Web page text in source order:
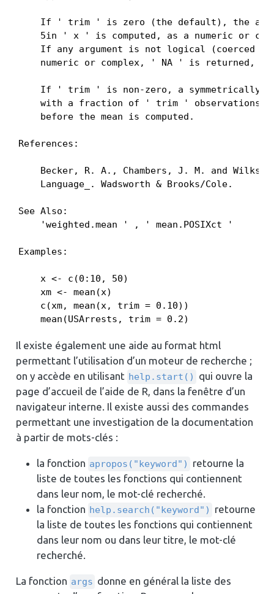
If ' trim ' is zero (the default), the
5in ' x ' is computed, as a numeric or
If any argument is not logical (coerced
numeric or complex, ' NA ' is returned,
If ' trim ' is non-zero, a symmetrically
with a fraction of ' trim ' observations
    before the mean is computed.
References:
Becker, R. A., Chambers, J. M. and Wilks,
    Language_. Wadsworth & Brooks/Cole.
See Also:
    'weighted.mean ' , ' mean.POSIXct '
Examples:
    x <- c(0:10, 50)
    xm <- mean(x)
    c(xm, mean(x, trim = 0.10))
    mean(USArrests, trim = 0.2)
Il existe également une aide au format html
permettant l’utilisation d’un moteur de recherche ;
on y accède en utilisant help.start()
qui ouvre la
page d’accueil de l’aide de R, dans la fenêtre d’un
navigateur interne. Il existe aussi des commandes
permettant une investigation de la documentation
à partir de mots-clés :
la fonction apropos("keyword")
retourne la
liste de toutes les fonctions qui contiennent
dans leur nom, le mot-clé recherché.
la fonction help.search("keyword")
retourne
la liste de toutes les fonctions qui contiennent
dans leur nom ou dans leur titre, le mot-clé
recherché.
La fonction args donne en général la liste des